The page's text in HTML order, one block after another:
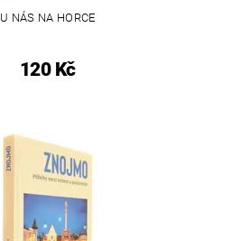
U NÁS NA HORCE
120 Kč